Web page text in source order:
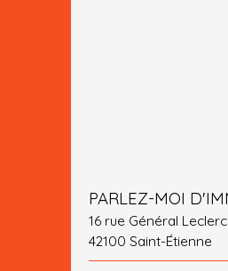
16 rue Général Leclerc
42100 Saint-Étienne